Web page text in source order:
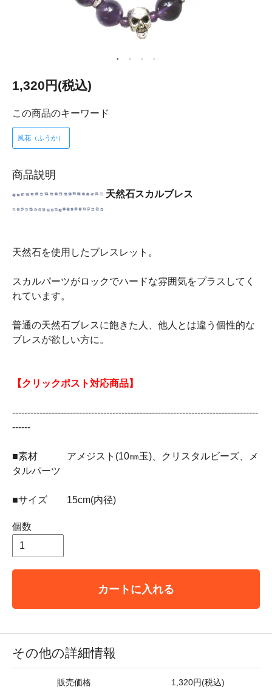
1,320円(税込)
この商品のキーワード
風花（ふうか）
商品説明
天然石スカルブレス
天然石を使用したブレスレット。
スカルパーツがロックでハードな雰囲気をプラスしてく
れています。
普通の天然石ブレスに飽きた人、他人とは違う個性的な
ブレスが欲しい方に。
【クリックポスト対応商品】
---------------------------------------------------------------------------------
------
■素材 アメジスト(10㎜玉)、クリスタルビーズ、メ
タルパーツ
■サイズ 15cm(内径)
個数
カートに入れる
その他の詳細情報
販売価格 1,320円(税込)